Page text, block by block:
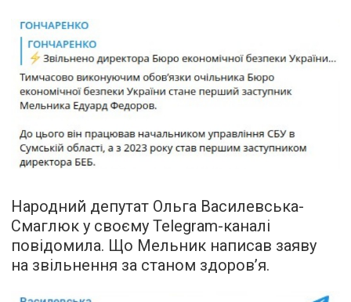
Народний депутат Ольга Василевська-
Смаглюк у своєму Telegram-каналі
повідомила. Що Мельник написав заяву
на звільнення за станом здоров’я.